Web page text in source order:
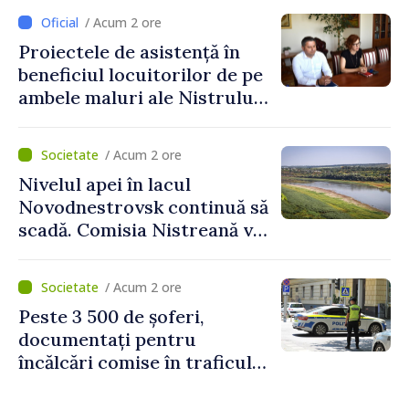
București
/ Acum 2 ore
Proiectele de asistență în
beneficiul locuitorilor de pe
ambele maluri ale Nistrului
viceprim-ministrului cu
reprezentanta rezidentă a
PNUD în Republica Moldova,
Daniela Gasparikova
/ Acum 2 ore
Nivelul apei în lacul
Novodnestrovsk continuă să
scadă. Comisia Nistreană va
/ Acum 2 ore
Peste 3 500 de șoferi,
documentați pentru
încălcări comise în traficul